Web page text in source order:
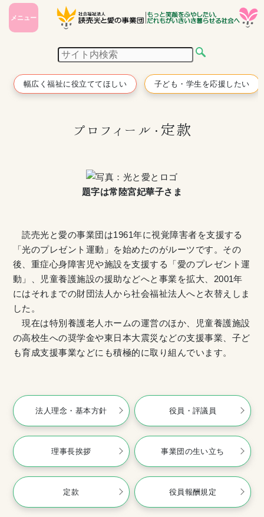
メニュー
幅広く福祉に役立ててほしい 子ども・学生を応援したい
プロフィール・定款
題字は常陸宮妃華子さま
読売光と愛の事業団は1961年に視覚障害者を支援する
「光のプレゼント運動」を始めたのがルーツです。その
後、重症心身障害児や施設を支援する「愛のプレゼント運
動」、児童養護施設の援助などへと事業を拡大、2001年
にはそれまでの財団法人から社会福祉法人へと衣替えしま
した。
現在は特別養護老人ホームの運営のほか、児童養護施設
の高校生への奨学金や東日本大震災などの支援事業、子ど
も育成支援事業などにも積極的に取り組んでいます。
法人理念・基本方針 役員・評議員
理事長挨拶 事業団の生い立ち
定款 役員報酬規定